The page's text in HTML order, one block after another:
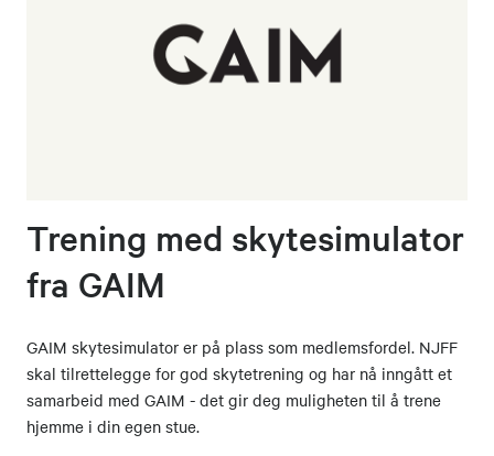
Trening med skytesimulator
fra GAIM
GAIM skytesimulator er på plass som medlemsfordel. NJFF
skal tilrettelegge for god skytetrening og har nå inngått et
samarbeid med GAIM - det gir deg muligheten til å trene
hjemme i din egen stue.